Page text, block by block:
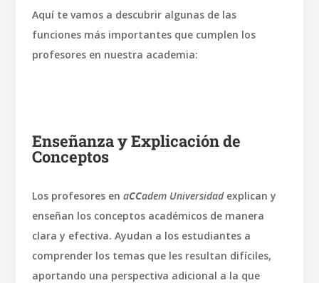
Aquí te vamos a descubrir algunas de las
funciones más importantes que cumplen los
profesores en nuestra academia:
Enseñanza y Explicación de
Conceptos
Los profesores en aCCadem Universidadexplican y
enseñan los conceptos académicos de manera
clara y efectiva. Ayudan a los estudiantes a
comprender los temas que les resultan difíciles,
aportando una perspectiva adicional a la que